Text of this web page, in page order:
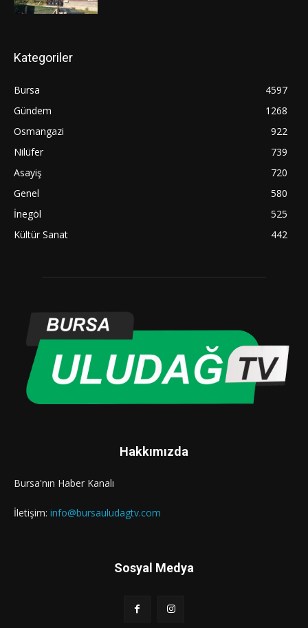
Kategoriler
Bursa
4597
Gündem
1268
Osmangazi
922
Nilüfer
739
Asayiş
720
Genel
580
İnegöl
525
Kültür Sanat
442
Hakkımızda
Bursa'nın Haber Kanalı
İletişim: info@bursauludagtv.com
Sosyal Medya